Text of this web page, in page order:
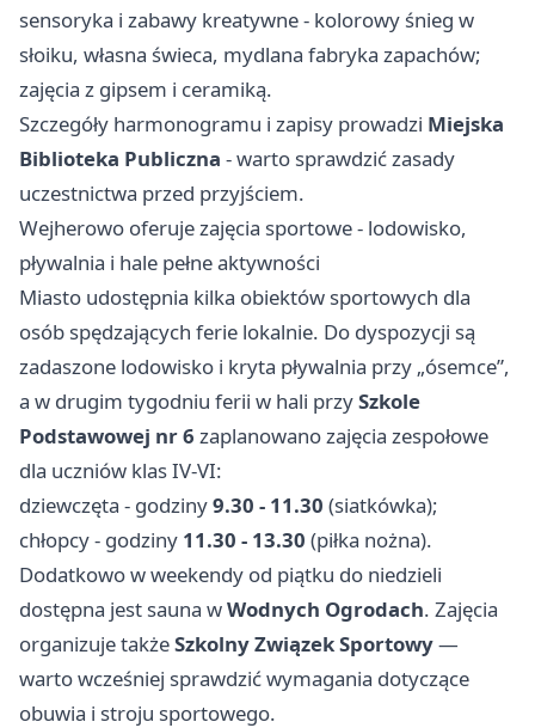
sensoryka i zabawy kreatywne - kolorowy śnieg w
słoiku, własna świeca, mydlana fabryka zapachów;
zajęcia z gipsem i ceramiką.
Szczegóły harmonogramu i zapisy prowadzi Miejska
Biblioteka Publiczna - warto sprawdzić zasady
uczestnictwa przed przyjściem.
Wejherowo oferuje zajęcia sportowe - lodowisko,
pływalnia i hale pełne aktywności
Miasto udostępnia kilka obiektów sportowych dla
osób spędzających ferie lokalnie. Do dyspozycji są
zadaszone lodowisko i kryta pływalnia przy „ósemce”,
a w drugim tygodniu ferii w hali przySzkole
Podstawowej nr 6 zaplanowano zajęcia zespołowe
dla uczniów klas IV-VI:
dziewczęta - godziny9.30 - 11.30 (siatkówka);
chłopcy - godziny 11.30 - 13.30 (piłka nożna).
Dodatkowo w weekendy od piątku do niedzieli
dostępna jest sauna wWodnych Ogrodach. Zajęcia
organizuje takżeSzkolny Związek Sportowy—
warto wcześniej sprawdzić wymagania dotyczące
obuwia i stroju sportowego.